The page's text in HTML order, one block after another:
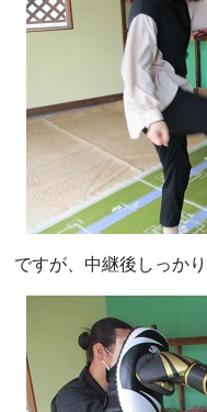
ですが、中継後しっか